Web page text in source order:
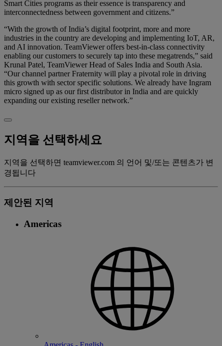
Smart Cities programs as their essence is transparency and
interconnectedness between government and citizens.”
“With the growth of India’s digital footprint, more and more
industries in the country are developing and implementing IoT, AR,
and AI innovation. TeamViewer offers best-in-class connectivity
enabling our customers to securely tap into these megatrends,” said
Krunal Patel, TeamViewer Head of Sales India and South Asia.
“Our channel partner Fraternity will play a pivotal role in driving
this growth with sector specific solutions. We already have Ingram
micro signed up as our first distributor in India and are quickly
expanding our existing reseller network.”
지역을 선택하세요
지역을 선택하면 teamviewer.com 의 언어 및/또는 콘텐츠가 변
경됩니다
제안된 지역
Americas